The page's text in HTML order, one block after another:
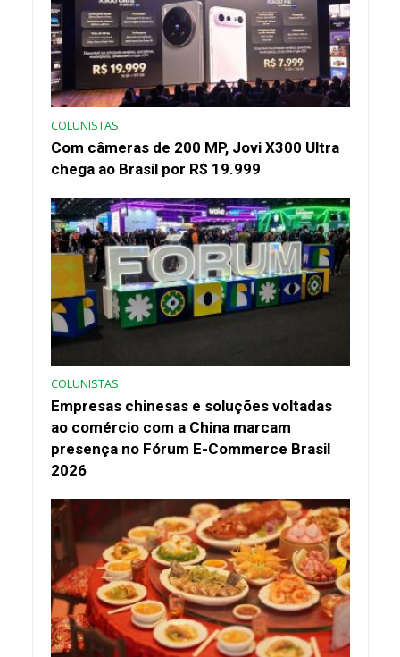
COLUNISTAS
Com câmeras de 200 MP, Jovi X300 Ultra
chega ao Brasil por R$ 19.999
COLUNISTAS
Empresas chinesas e soluções voltadas
ao comércio com a China marcam
presença no Fórum E-Commerce Brasil
2026